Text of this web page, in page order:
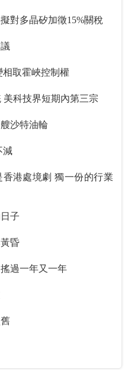
對多晶矽加徵15%關稅
阿曼達協議 或變相取霍峽控制權
美科技界短期內第三宗
沙特油輪
不減
獨一份的行業
子
昏
過一年又一年